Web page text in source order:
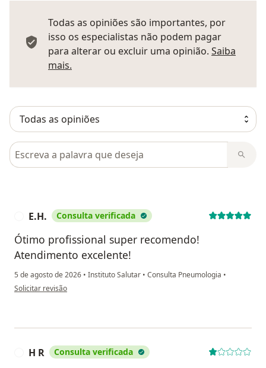
Todas as opiniões são importantes, por
isso os especialistas não podem pagar
para alterar ou excluir uma opinião. Saiba
mais.
Pesquisar em opiniões
E.H. Consulta verificada
Ótimo profissional super recomendo!
Atendimento excelente!
5 de agosto de 2026 • Instituto Salutar • Consulta Pneumologia •
na opinião do utilizador E.H.
Solicitar revisão
H R Consulta verificada